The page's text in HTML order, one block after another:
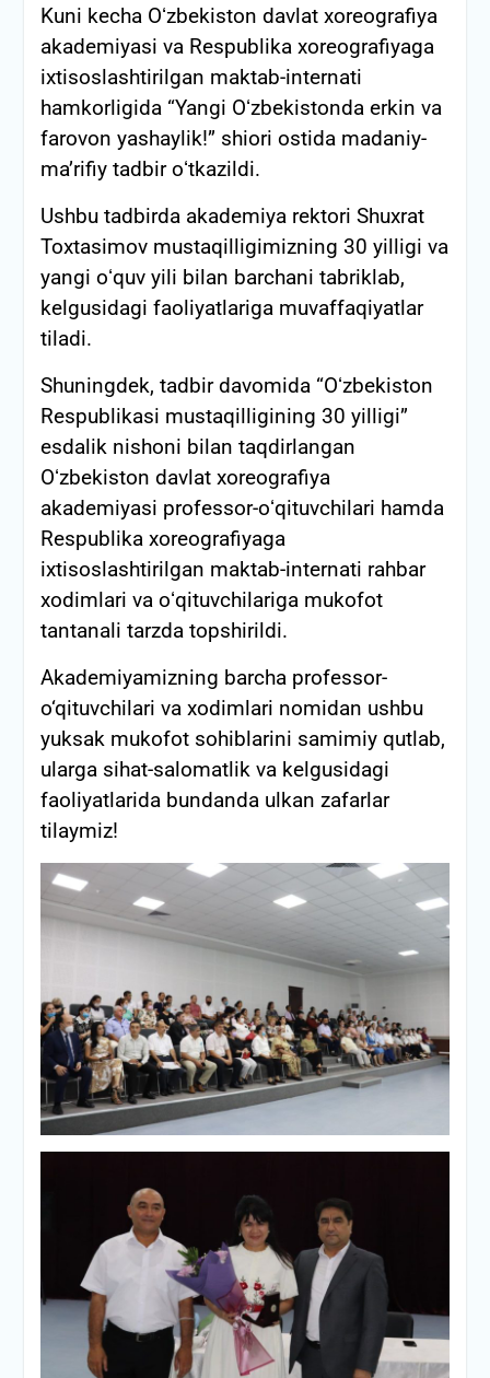
Kuni kecha Oʻzbekiston davlat xoreografiya
akademiyasi va Respublika xoreografiyaga
ixtisoslashtirilgan maktab-internati
hamkorligida “Yangi Oʻzbekistonda erkin va
farovon yashaylik!” shiori ostida madaniy-
maʼrifiy tadbir oʻtkazildi.
Ushbu tadbirda akademiya rektori Shuxrat
Toxtasimov mustaqilligimizning 30 yilligi va
yangi oʻquv yili bilan barchani tabriklab,
kelgusidagi faoliyatlariga muvaffaqiyatlar
tiladi.
Shuningdek, tadbir davomida “Oʻzbekiston
Respublikasi mustaqilligining 30 yilligi”
esdalik nishoni bilan taqdirlangan
Oʻzbekiston davlat xoreografiya
akademiyasi professor-oʻqituvchilari hamda
Respublika xoreografiyaga
ixtisoslashtirilgan maktab-internati rahbar
xodimlari va oʻqituvchilariga mukofot
tantanali tarzda topshirildi.
Akademiyamizning barcha professor-
o‘qituvchilari va xodimlari nomidan ushbu
yuksak mukofot sohiblarini samimiy qutlab,
ularga sihat-salomatlik va kelgusidagi
faoliyatlarida bundanda ulkan zafarlar
tilaymiz!